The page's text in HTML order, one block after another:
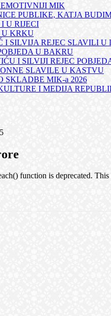
MIK
PUBLIKE, KATJA
U RIJECI
U KRKU
I SILVIJA REJEC SLAVILI U
U BAKRU
I SILVIJI REJEC
SLAVILE U KASTVU
SKLADBE MIK-a 2026
I MEDIJA
function is deprecated.